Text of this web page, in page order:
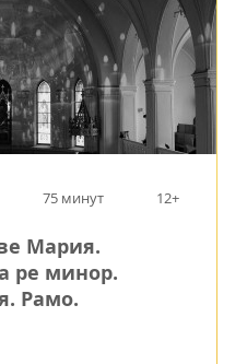
75 минут 12+
Мария.
ре минор.
Рамо.